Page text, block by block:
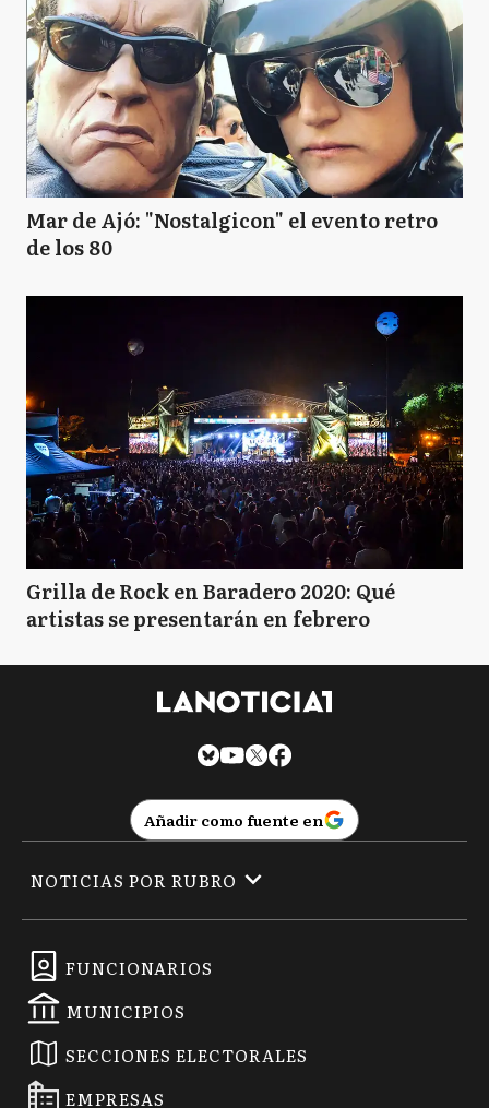
Mar de Ajó: "Nostalgicon" el evento retro
de los 80
Grilla de Rock en Baradero 2020: Qué
artistas se presentarán en febrero
Añadir como fuente en
FUNCIONARIOS
MUNICIPIOS
SECCIONES ELECTORALES
EMPRESAS
NOTICIAS POR RUBRO